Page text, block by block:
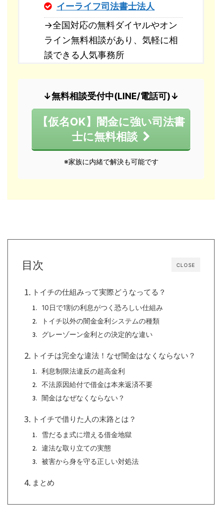
イーライフ司法書士法人
→全国対応の無料ダイヤルやオン
ライン無料相談があり、気軽に相
談できる人気事務所
↓無料相談受付中(LINE/電話可)↓
【仮名OK】闇金に強い司法書
士に無料相談
※家族に内緒で解決も可能です
CLOSE
目次
トイチの仕組みって実際どうなってる？
10日で1割の利息がつく恐ろしい仕組み
トイチ以外の闇金金利システムの種類
グレーゾーン金利との決定的な違い
トイチは完全な違法！なぜ闇金はなくならない？
利息制限法違反の超高金利
不法原因給付で借金は本来返済不要
闇金はなぜなくならない？
トイチで借りた人の末路とは？
雪だるま式に増える借金地獄
違法な取り立ての実態
被害から身を守る正しい対処法
まとめ